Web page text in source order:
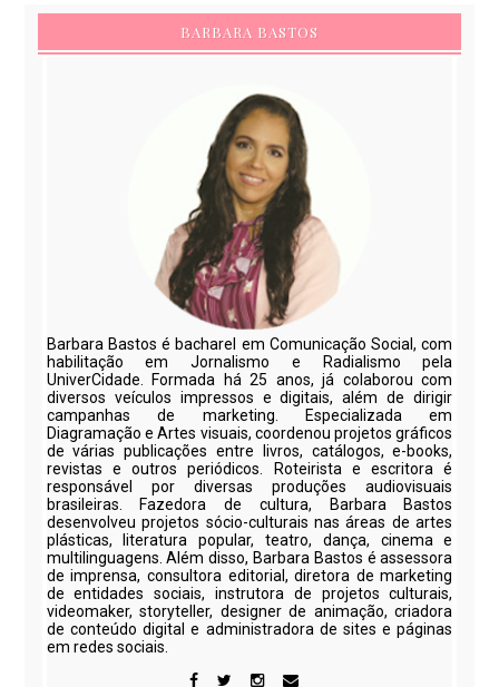
BARBARA BASTOS
Barbara Bastos é bacharel em Comunicação Social, com
habilitação em Jornalismo e Radialismo pela
UniverCidade. Formada há 25 anos, já colaborou com
diversos veículos impressos e digitais, além de dirigir
campanhas de marketing. Especializada em
Diagramação e Artes visuais, coordenou projetos gráficos
de várias publicações entre livros, catálogos, e-books,
revistas e outros periódicos. Roteirista e escritora é
responsável por diversas produções audiovisuais
brasileiras. Fazedora de cultura, Barbara Bastos
desenvolveu projetos sócio-culturais nas áreas de artes
plásticas, literatura popular, teatro, dança, cinema e
multilinguagens. Além disso, Barbara Bastos é assessora
de imprensa, consultora editorial, diretora de marketing
de entidades sociais, instrutora de projetos culturais,
videomaker, storyteller, designer de animação, criadora
de conteúdo digital e administradora de sites e páginas
em redes sociais.